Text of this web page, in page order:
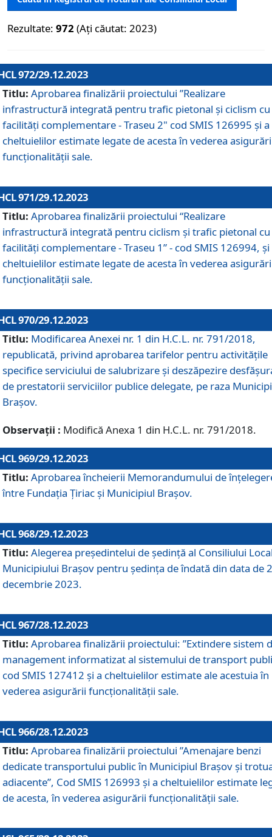
Rezultate: 972 (Ați căutat: 2023)
972/29.12.2023
Titlu: Aprobarea finalizării proiectului ”Realizare
infrastructură integrată pentru trafic pietonal și ciclism cu
facilități complementare - Traseu 2" cod SMIS 126995 și a
cheltuielilor estimate legate de acesta în vederea
funcționalității sale.
971/29.12.2023
Titlu: Aprobarea finalizării proiectului “Realizare
infrastructură integrată pentru ciclism şi trafic pietonal cu
facilităţi complementare - Traseu 1” - cod SMIS 126994, și
cheltuielilor estimate legate de acesta în vederea
funcționalității sale.
970/29.12.2023
Titlu: Modificarea Anexei nr. 1 din H.C.L. nr. 791/2018,
republicată, privind aprobarea tarifelor pentru activitățile
specifice serviciului de salubrizare și deszăpezire
de prestatorii serviciilor publice delegate, pe raza
Brașov.
Observații : Modifică Anexa 1 din H.C.L. nr. 791/2018.
969/29.12.2023
Titlu: Aprobarea încheierii Memorandumului de
între Fundația Țiriac și Municipiul Brașov.
968/29.12.2023
Titlu: Alegerea preşedintelui de şedinţă al Consiliului
Municipiului Braşov pentru ședința de îndată din data de
decembrie 2023.
967/28.12.2023
Titlu: Aprobarea finalizării proiectului: ”Extindere sistem
management informatizat al sistemului de transport
cod SMIS 127412 și a cheltuielilor estimate ale acestuia în
vederea asigurării funcționalității sale.
966/28.12.2023
Titlu: Aprobarea finalizării proiectului ”Amenajare benzi
dedicate transportului public în Municipiul Brașov şi
adiacente”, Cod SMIS 126993 și a cheltuielilor estimate
de acesta, în vederea asigurării funcționalității sale.